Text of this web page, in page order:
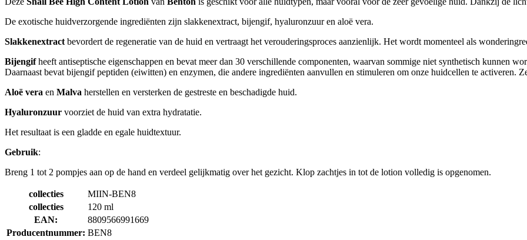
De exotische huidverzorgende ingrediënten zijn slakkenextract, bijengif, hyaluronzuur en aloë vera.
Slakkenextract bevordert de regeneratie van de huid en vertraagt het verouderingsproces aanzienlijk. Het wordt momenteel als
Bijengifheeft antiseptische eigenschappen en bevat meer dan 30 verschillende componenten, waarvan sommige niet synthetisch kunnen
Daarnaast bevat bijengif peptiden (eiwitten) en enzymen, die andere ingrediënten aanvullen en stimuleren om onze huidcellen te activeren.
Aloë vera en Malva herstellen en versterken de gestreste en beschadigde huid.
Hyaluronzuur voorziet de huid van extra hydratatie.
Het resultaat is een gladde en egale huidtextuur.
Gebruik:
Breng 1 tot 2 pompjes aan op de hand en verdeel gelijkmatig over het gezicht. Klop zachtjes in tot de lotion volledig is opgenomen.
collecties
MIIN-BEN8
collecties
120 ml
EAN:
8809566991669
Producentnummer: BEN8